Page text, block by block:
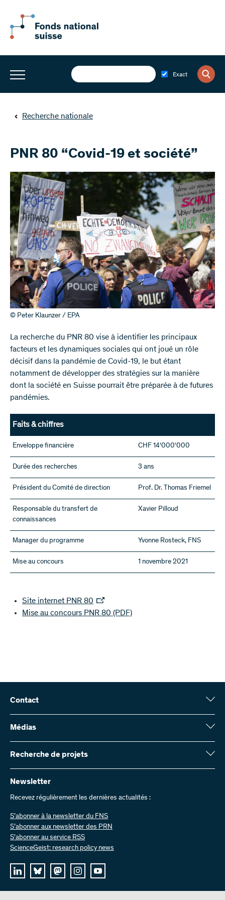
Exact
Recherche nationale
PNR 80 “Covid-19 et société”
© Peter Klaunzer / EPA
La recherche du PNR 80 vise à identifier les principaux
facteurs et les dynamiques sociales qui ont joué un rôle
décisif dans la pandémie de Covid-19, le but étant
notamment de développer des stratégies sur la manière
dont la société en Suisse pourrait être préparée à de futures
pandémies.
Faits & chiffres
Enveloppe financière CHF 14‘000‘000
Durée des recherches 3 ans
Président du Comité de direction Prof. Dr. Thomas Friemel
Responsable du transfert de
connaissances
Xavier Pilloud
Manager du programme Yvonne Rosteck, FNS
Mise au concours 1 novembre 2021
Site internet PNR 80
Mise au concours PNR 80 (PDF)
Contact
Fonds national suisse (FNS)
Wildhainweg 3
Contactez-nous
Envoyer des factures
Travailler chez nous
Offres d’emploi
Médias
Service de presse
Rapport annuel
Recherche de projets
Vous trouverez ici des informations complètes sur les projets de
recherche et les subsides approuvés par le FNS :
Recherche de projets
Newsletter
Recevez régulièrement les dernières actualités :
S’abonner à la newsletter du FNS
S’abonner aux newsletter des PRN
S'abonner au service RSS
ScienceGeist: research policy news